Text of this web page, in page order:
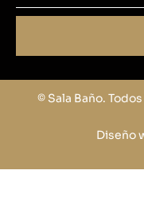
© Sala Baño.
Diseño